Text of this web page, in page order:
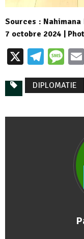
Sources :
7 octobre 2024 |
X
DIPLOMATIE